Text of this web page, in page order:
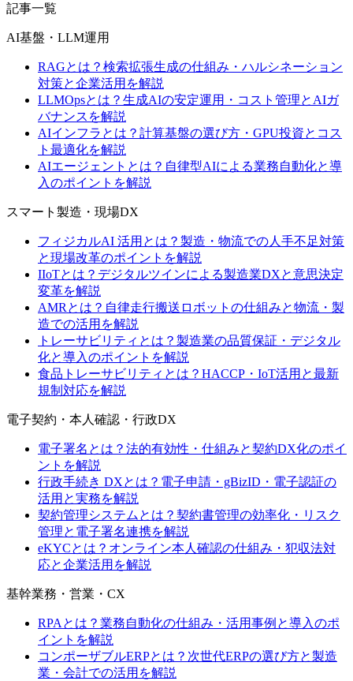
記事一覧
AI基盤・LLM運用
RAGとは？検索拡張生成の仕組み・ハルシネーション
対策と企業活用を解説
LLMOpsとは？生成AIの安定運用・コスト管理とAIガ
バナンスを解説
AIインフラとは？計算基盤の選び方・GPU投資とコス
ト最適化を解説
AIエージェントとは？自律型AIによる業務自動化と導
入のポイントを解説
スマート製造・現場DX
フィジカルAI 活用とは？製造・物流での人手不足対策
と現場改革のポイントを解説
IIoTとは？デジタルツインによる製造業DXと意思決定
変革を解説
AMRとは？自律走行搬送ロボットの仕組みと物流・製
造での活用を解説
トレーサビリティとは？製造業の品質保証・デジタル
化と導入のポイントを解説
食品トレーサビリティとは？HACCP・IoT活用と最新
規制対応を解説
電子契約・本人確認・行政DX
電子署名とは？法的有効性・仕組みと契約DX化のポイ
ントを解説
行政手続き DXとは？電子申請・gBizID・電子認証の
活用と実務を解説
契約管理システムとは？契約書管理の効率化・リスク
管理と電子署名連携を解説
eKYCとは？オンライン本人確認の仕組み・犯収法対
応と企業活用を解説
基幹業務・営業・CX
RPAとは？業務自動化の仕組み・活用事例と導入のポ
イントを解説
コンポーザブルERPとは？次世代ERPの選び方と製造
業・会計での活用を解説